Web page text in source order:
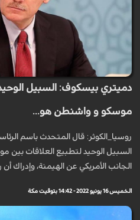
دميتري بيسكوف: السبيل
موسكو و واشنطن هو...
روسيا_الكوثر: قال المتحدث باسم
السبيل الوحيد لتطبيع العلاقات
الجانب الأمريكي عن الهيمنة، وإدراك أن
الخميس 16 يونيو 2022 - 14:42 بتوقيت مكة